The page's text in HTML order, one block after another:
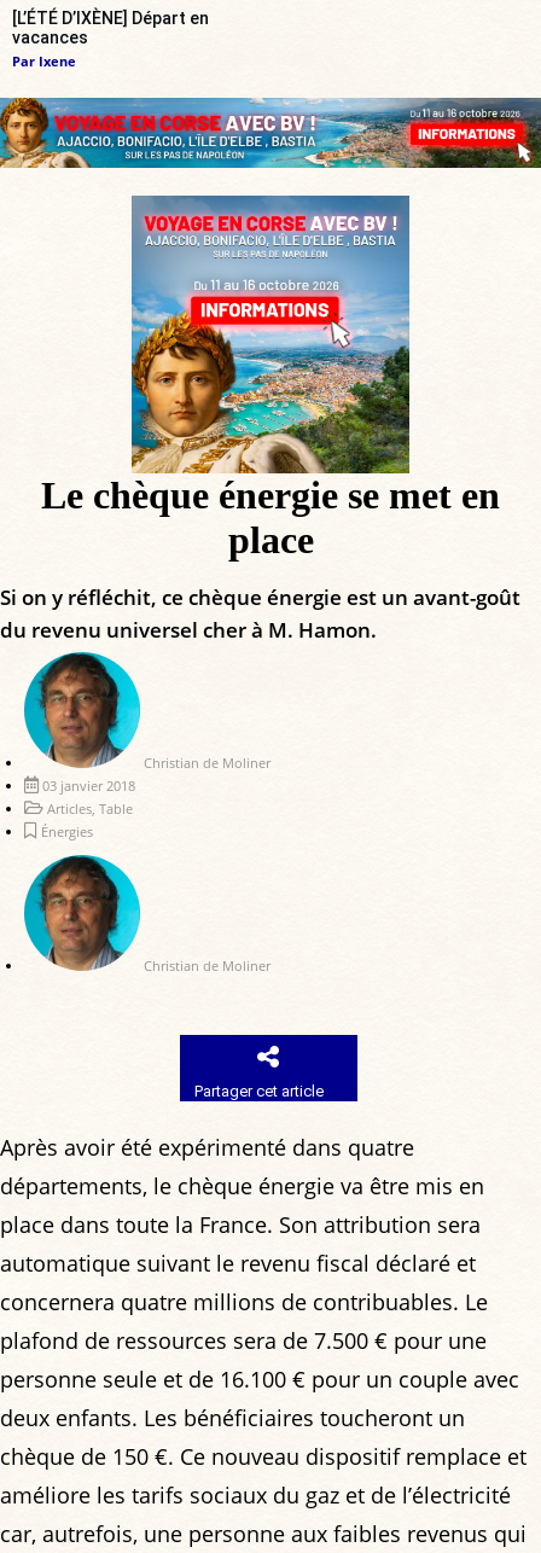
[L’ÉTÉ D’IXÈNE] Départ en
vacances
Par Ixene
Le chèque énergie se met en
place
Si on y réfléchit, ce chèque énergie est un avant-goût
du revenu universel cher à M. Hamon.
Christian de Moliner
03 janvier 2018
Articles, Table
Énergies
Christian de Moliner
Partager cet article
Après avoir été expérimenté dans quatre
départements, le chèque énergie va être mis en
place dans toute la France. Son attribution sera
automatique suivant le revenu fiscal déclaré et
concernera quatre millions de contribuables. Le
plafond de ressources sera de 7.500 € pour une
personne seule et de 16.100 € pour un couple avec
deux enfants. Les bénéficiaires toucheront un
chèque de 150 €. Ce nouveau dispositif remplace et
améliore les tarifs sociaux du gaz et de l’électricité
car, autrefois, une personne aux faibles revenus qui